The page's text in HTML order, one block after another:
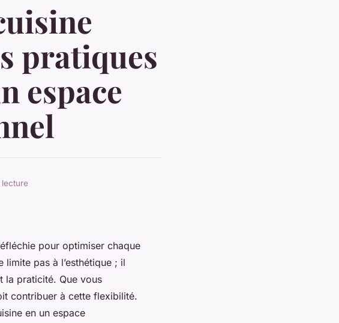
pratiques
espace
lecture
pour optimiser chaque
limite pas à l’esthétique ; il
la praticité. Que vous
contribuer à cette flexibilité.
en un espace